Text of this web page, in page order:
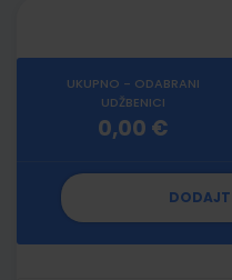
UKUPNO - ODABRANI
UDŽBENICI
0,00 €